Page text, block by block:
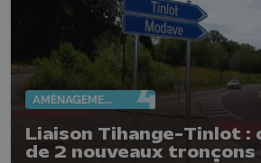
AMÉNAGEMENT DU TERRITOIRE
Liaison Tihange-Tinlot :
de 2 nouveaux tronçons